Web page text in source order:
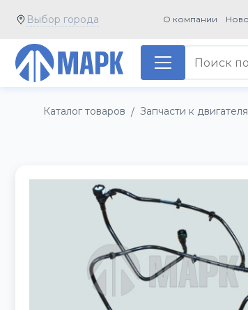
Выбор города О компании
Каталог товаров / Запчасти к